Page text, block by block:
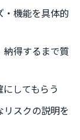
機能を具体的
納得するまで質
してもらう
スクの説明を